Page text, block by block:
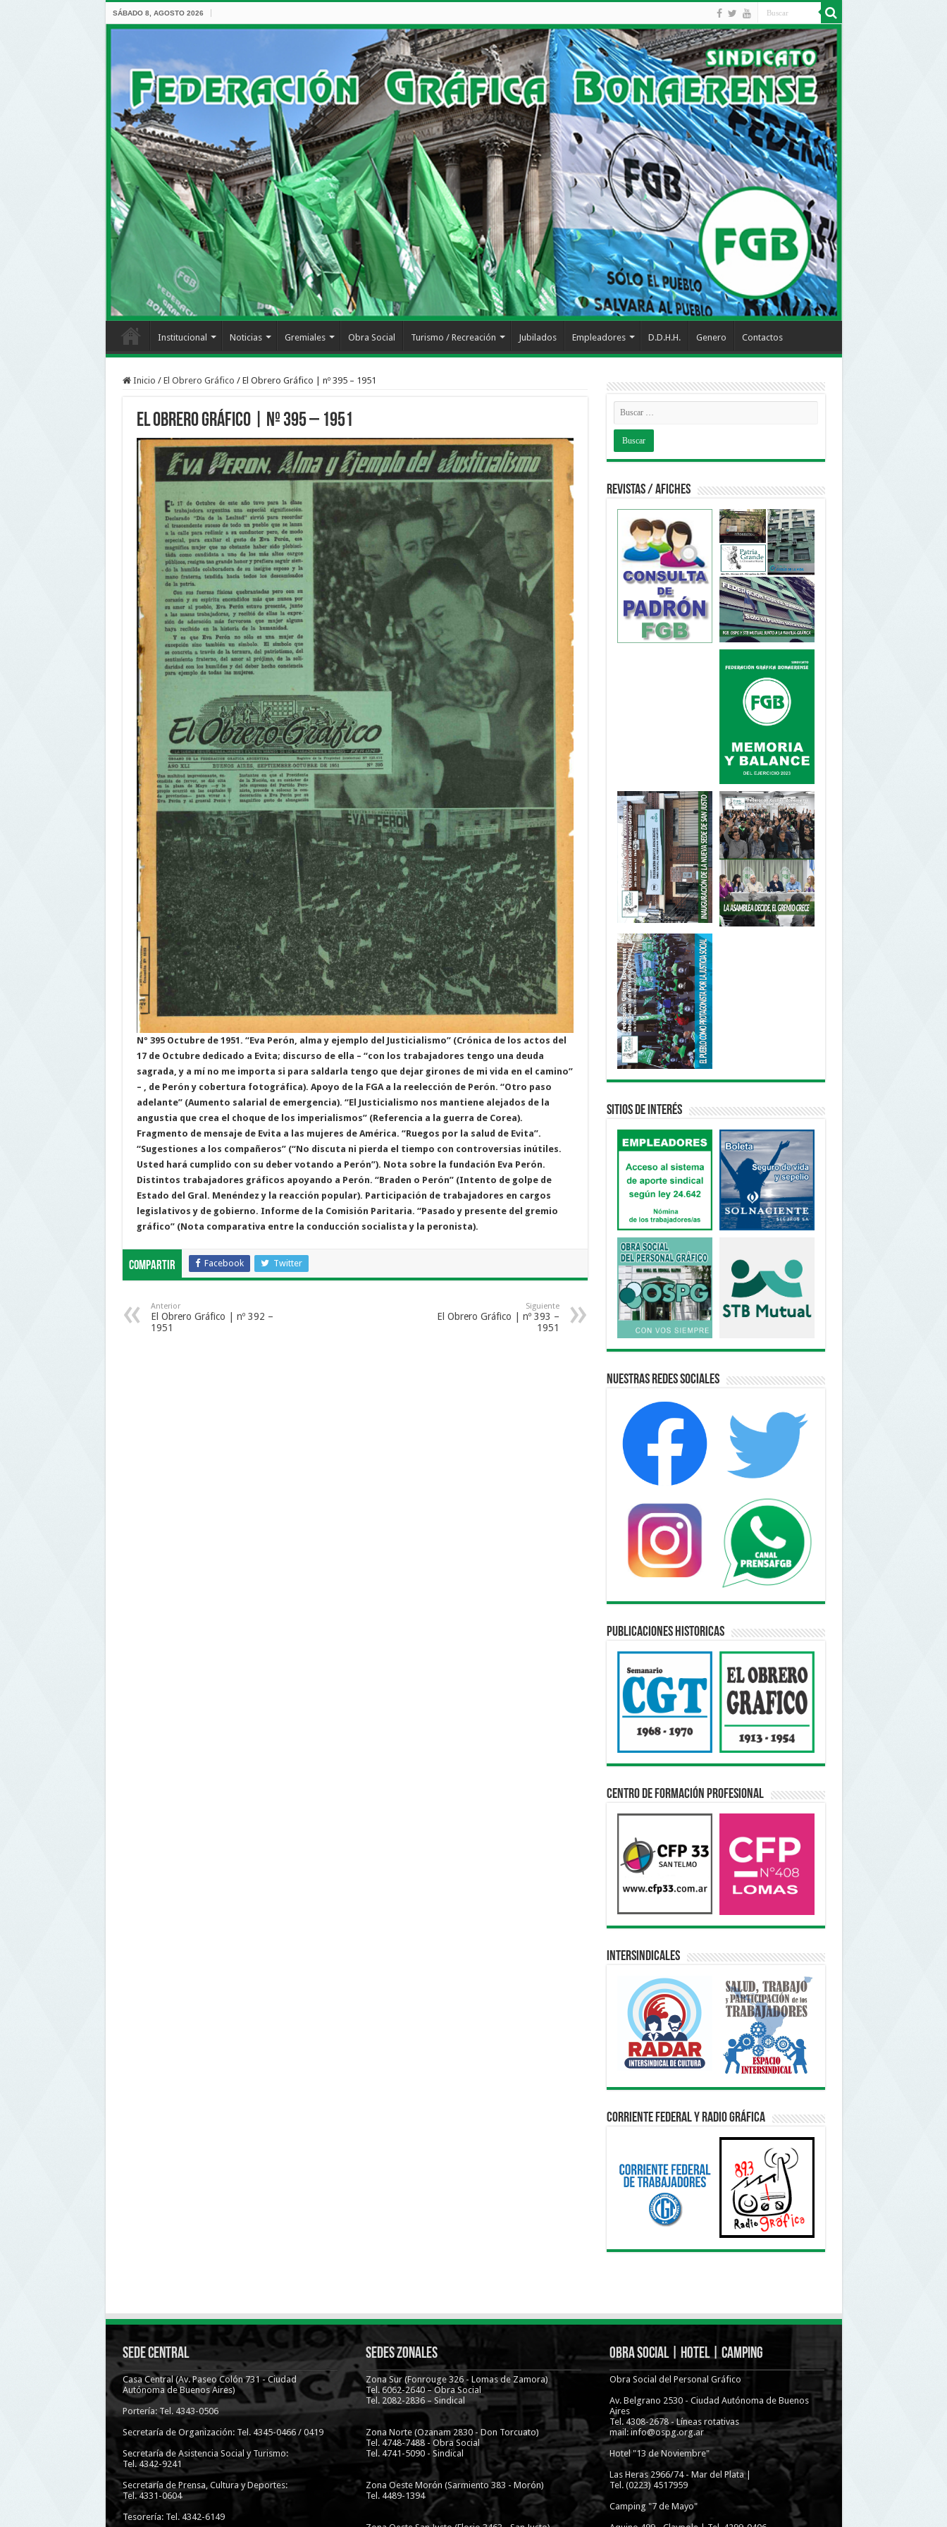
SÁBADO 8, AGOSTO 2026
Institucional Noticias Gremiales Obra Social Turismo / Recreación Jubilados Empleadores D.D.H.H. Genero Contactos
Inicio / El Obrero Gráfico / El Obrero Gráfico | nº 395 – 1951
El Obrero Gráfico | nº 395 – 1951
Nº 395 Octubre de 1951. “Eva Perón, alma y ejemplo del Justicialismo” (Crónica de los actos del
17 de Octubre dedicado a Evita; discurso de ella – “con los trabajadores tengo una deuda
sagrada, y a mí no me importa si para saldarla tengo que dejar girones de mi vida en el camino”
– , de Perón y cobertura fotográfica). Apoyo de la FGA a la reelección de Perón. “Otro paso
adelante” (Aumento salarial de emergencia). “El Justicialismo nos mantiene alejados de la
angustia que crea el choque de los imperialismos” (Referencia a la guerra de Corea).
Fragmento de mensaje de Evita a las mujeres de América. “Ruegos por la salud de Evita”.
“Sugestiones a los compañeros” (“No discuta ni pierda el tiempo con controversias inútiles.
Usted hará cumplido con su deber votando a Perón”). Nota sobre la fundación Eva Perón.
Distintos trabajadores gráficos apoyando a Perón. “Braden o Perón” (Intento de golpe de
Estado del Gral. Menéndez y la reacción popular). Participación de trabajadores en cargos
legislativos y de gobierno. Informe de la Comisión Paritaria. “Pasado y presente del gremio
gráfico” (Nota comparativa entre la conducción socialista y la peronista).
Compartir Facebook Twitter
Anterior
El Obrero Gráfico | nº 392 –
1951
Siguiente
El Obrero Gráfico | nº 393 –
1951
Revistas / Afiches
Sitios de interés
Nuestras Redes Sociales
Publicaciones Historicas
Centro de Formación Profesional
Intersindicales
Corriente Federal y Radio Gráfica
Sede Central
Casa Central (Av. Paseo Colón 731 - Ciudad
Autónoma de Buenos Aires)
Portería: Tel. 4343-0506
Secretaría de Organización: Tel. 4345-0466 / 0419
Secretaría de Asistencia Social y Turismo:
Tel. 4342-9241
Secretaría de Prensa, Cultura y Deportes:
Tel. 4331-0604
Tesorería: Tel. 4342-6149
Sedes Zonales
Zona Sur (Fonrouge 326 - Lomas de Zamora)
Tel. 6062-2640 – Obra Social
Tel. 2082-2836 – Sindical
Zona Norte (Ozanam 2830 - Don Torcuato)
Tel. 4748-7488 - Obra Social
Tel. 4741-5090 - Sindical
Zona Oeste Morón (Sarmiento 383 - Morón)
Tel. 4489-1394
Obra Social | Hotel | Camping
Obra Social del Personal Gráfico
Av. Belgrano 2530 - Ciudad Autónoma de Buenos
Aires
Tel. 4308-2678 - Líneas rotativas
mail: info@ospg.org.ar
Hotel "13 de Noviembre"
Las Heras 2966/74 - Mar del Plata |
Tel. (0223) 4517959
Camping "7 de Mayo"